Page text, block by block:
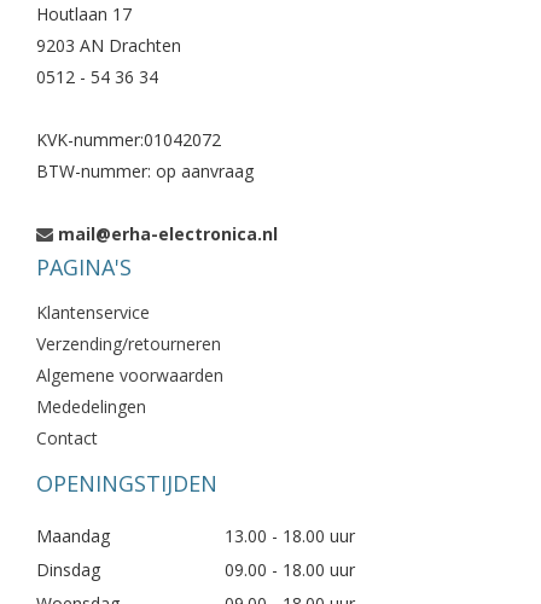
Houtlaan 17
9203 AN Drachten
0512 - 54 36 34
KVK-nummer:01042072
BTW-nummer: op aanvraag
mail@erha-electronica.nl
PAGINA'S
Klantenservice
Verzending/retourneren
Algemene voorwaarden
Mededelingen
Contact
OPENINGSTIJDEN
Maandag
13.00 - 18.00 uur
Dinsdag
09.00 - 18.00 uur